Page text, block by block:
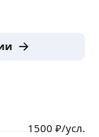
1500 ₽/усл.